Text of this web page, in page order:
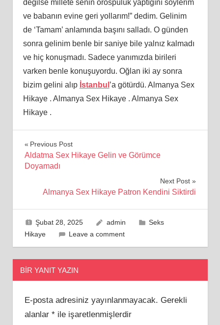
değilse millete senin orospuluk yaptığını söylerim
ve babanın evine geri yollarım!” dedim. Gelinim
de ‘Tamam’ anlamında başını salladı. O günden
sonra gelinim benle bir saniye bile yalnız kalmadı
ve hiç konuşmadı. Sadece yanımızda birileri
varken benle konuşuyordu. Oğlan iki ay sonra
bizim gelini alıp İstanbul ’a götürdü. Almanya Sex
Hikaye . Almanya Sex Hikaye . Almanya Sex
Hikaye .
Yazı
gezinmesi
Previous Post
Aldatma Sex Hikaye Gelin ve Görümce
Doyamadı
Next Post
Almanya Sex Hikaye Patron Kendini Siktirdi
Şubat 28, 2025 admin
Seks
Hikaye
Leave a comment
BIR YANIT YAZIN
E-posta adresiniz yayınlanmayacak. Gerekli
alanlar *ile işaretlenmişlerdir